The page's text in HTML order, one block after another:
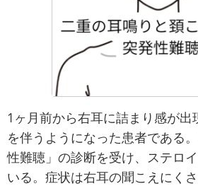
1ヶ月前から右耳に詰まり感が出
を伴うようになった患者である
性難聴」の診断を受け、ステロ
いる。症状は右耳の聞こえにく